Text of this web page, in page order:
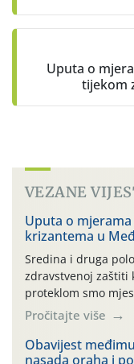
Uputa o
tijekom
VEZANE
Uputa o
krizantema u
Sredina i druga
zdravstvenoj zaštiti
proteklom smo
preventivnim
uzročnika bolesti,
06.7.)! Na početku
povijesno i
Pročitajte više
Obavijest
nasada oraha i